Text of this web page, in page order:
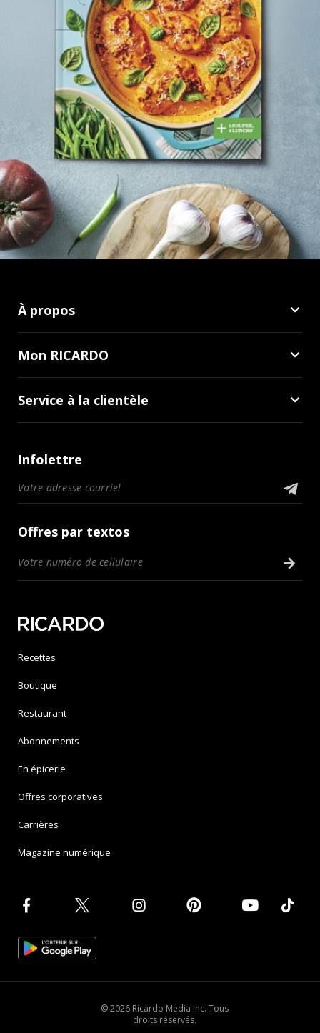
À propos
Mon RICARDO
Service à la clientèle
Infolettre
Offres par textos
Recettes
Boutique
Restaurant
Abonnements
En épicerie
Offres corporatives
Carrières
Magazine numérique
© 2026 Ricardo Media Inc. Tous
droits réservés.